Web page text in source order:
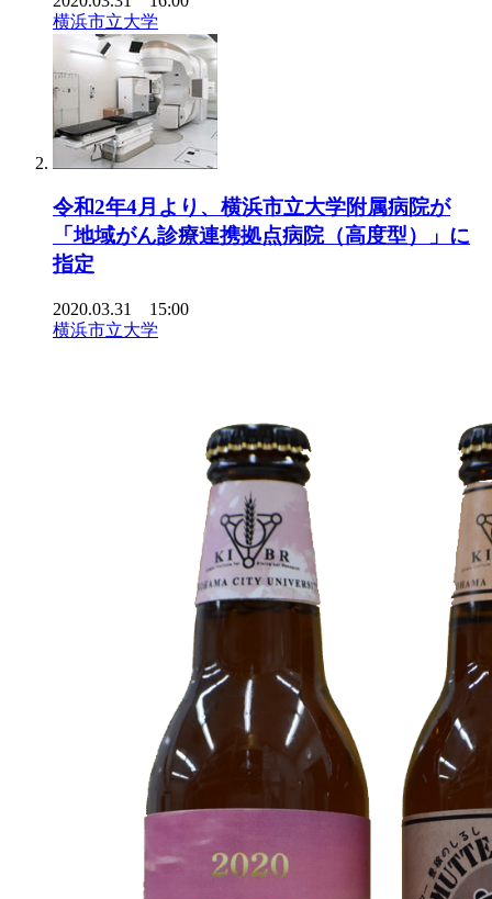
横浜市立大学
令和2年4月より、横浜市立大学附属病院が
「地域がん診療連携拠点病院（高度型）」に
指定
2020.03.31 15:00
横浜市立大学